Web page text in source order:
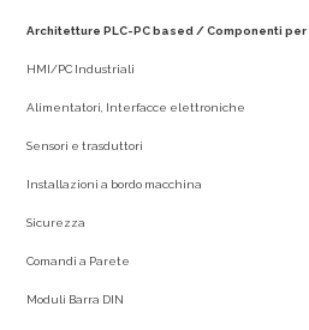
Architetture PLC-PC based / Componenti per
HMI/PC Industriali
Alimentatori, Interfacce elettroniche
Sensori e trasduttori
Installazioni a bordo macchina
Sicurezza
Comandi a Parete
Moduli Barra DIN